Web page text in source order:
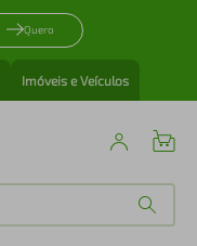
Quero
Imóveis e Veículos